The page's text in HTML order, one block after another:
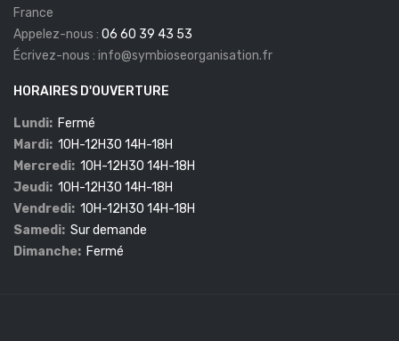
France
Appelez-nous : 06 60 39 43 53
Écrivez-nous : info@symbioseorganisation.fr
HORAIRES D'OUVERTURE
Lundi: Fermé
Mardi: 10H-12H30 14H-18H
Mercredi: 10H-12H30 14H-18H
Jeudi: 10H-12H30 14H-18H
Vendredi: 10H-12H30 14H-18H
Samedi: Sur demande
Dimanche: Fermé